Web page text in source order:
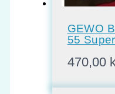
GEWO
55
470,00